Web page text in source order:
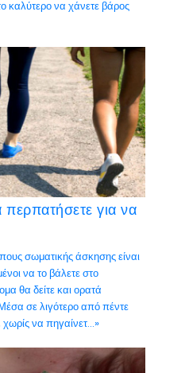
καλύτερο να χάνετε βάρος
για να
σωματικής άσκησης είναι
να το βάλετε στο
θα δείτε και ορατά
σε λιγότερο από πέντε
να πηγαίνετ...»